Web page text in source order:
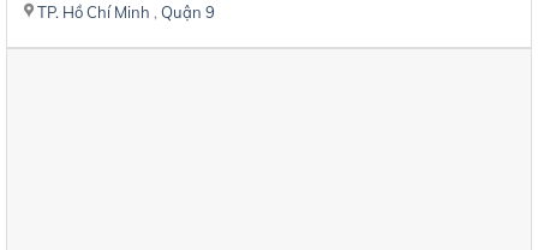
TP. Hồ Chí Minh , Quận 9